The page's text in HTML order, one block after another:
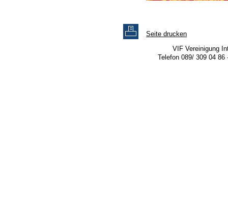
Seite drucken
VIF Vereinigung
Telefon 089/ 309 04